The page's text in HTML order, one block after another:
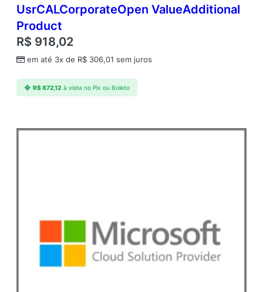
a
d
e
UsrCALCorporateOpen ValueAdditional
Product
R$ 918,02
em até 3x de R$ 306,01 sem juros
R$872,12 à vista no Pix ou Boleto